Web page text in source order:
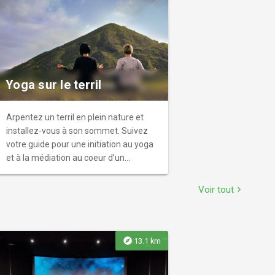
clapotis de la fontaine, la mélodie du
carillon de l’église St-Michel.
Yoga sur le terril
Arpentez un terril en plein nature et
installez-vous à son sommet. Suivez
votre guide pour une initiation au yoga
et à la médiation au coeur d’un
immersion totale. Adoptez la « slow
attitude » et prenez conscience de
votre corps, de votre esprit et de la
Voir tout chevron_right
explore 13.1 km